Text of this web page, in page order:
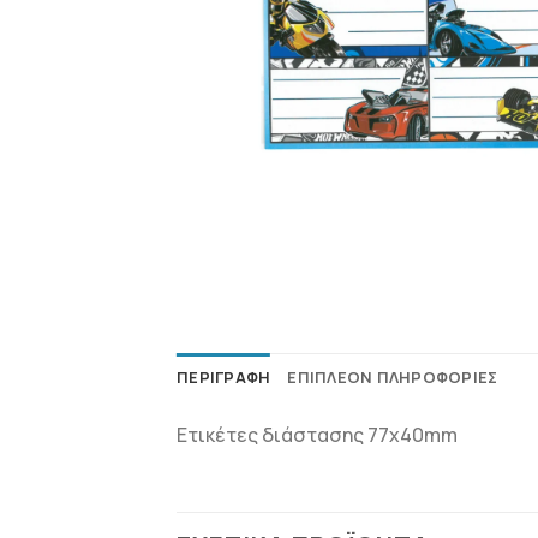
ΠΕΡΙΓΡΑΦΉ ΕΠΙΠΛΈΟΝ ΠΛΗΡΟΦΟΡΊΕΣ
Ετικέτες διάστασης 77x40mm